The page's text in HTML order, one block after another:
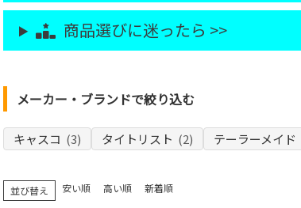
商品選びに迷ったら >>
メーカー・ブランドで絞り込む
キャスコ (3) タイトリスト (2) テーラーメイド
並び替え 安い順 高い順 新着順